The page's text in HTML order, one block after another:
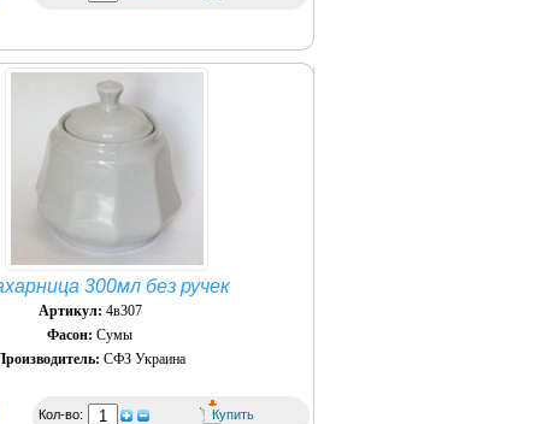
300мл без ручек
Артикул: 4в307
Фасон: Сумы
СФЗ Украина
Кол-во: